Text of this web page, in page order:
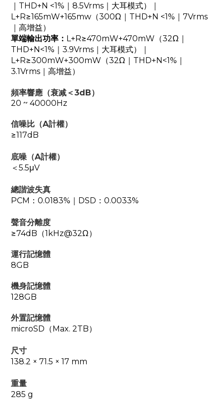
｜THD+N <1%｜8.5Vrms｜大耳模式）｜
L+R≥165mW+165mw（300Ω｜THD+N <1%｜7Vrms
｜高增益）
單端輸出功率： L+R≥470mW+470mW（32Ω｜
THD+N<1%｜3.9Vrms｜大耳模式）｜
L+R≥300mW+300mW（32Ω｜THD+N<1%｜
3.1Vrms｜高增益）
頻率響應（衰减＜3dB）
20 ~ 40000Hz
信噪比（A計權）
≥117dB
底噪（A計權）
＜5.5μV
總諧波失真
PCM：0.0183%｜DSD：0.0033%
聲音分離度
≥74dB（1kHz@32Ω）
運行記憶體
8GB
機身記憶體
128GB
外置記憶體
microSD（Max. 2TB）
尺寸
138.2 × 71.5 × 17 mm
重量
285 g